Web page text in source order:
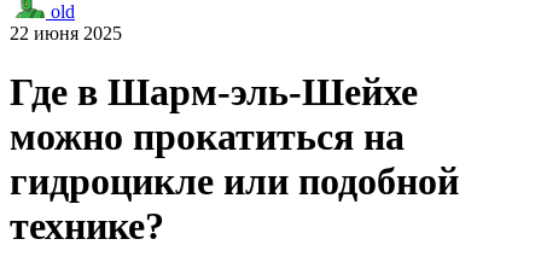
old
22 июня 2025
Где в Шарм-эль-Шейхе
можно прокатиться на
гидроцикле или подобной
технике?